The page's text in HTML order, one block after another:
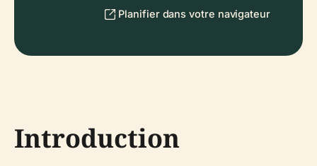
Planifier dans votre navigateur
Introduction